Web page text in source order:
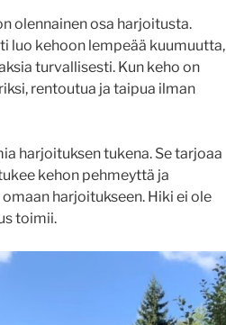
olennainen osa harjoitusta.
luo kehoon lempeää kuumuutta,
turvallisesti. Kun keho on
rentoutua ja taipua ilman
harjoituksen tukena. Se tarjoaa
kehon pehmeyttä ja
harjoitukseen. Hiki ei ole
toimii.